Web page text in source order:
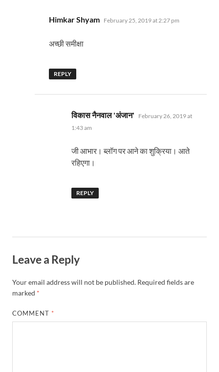
Himkar Shyam says:
February 25, 2019 at 2:27 pm
अच्छी समीक्षा
REPLY
विकास नैनवाल 'अंजान' says:
February 26, 2019 at
1:43 am
जी आभार। ब्लॉग पर आने का शुक्रिया। आते
रहिएगा।
REPLY
Leave a Reply
Your email address will not be published. Required fields are
marked *
COMMENT *